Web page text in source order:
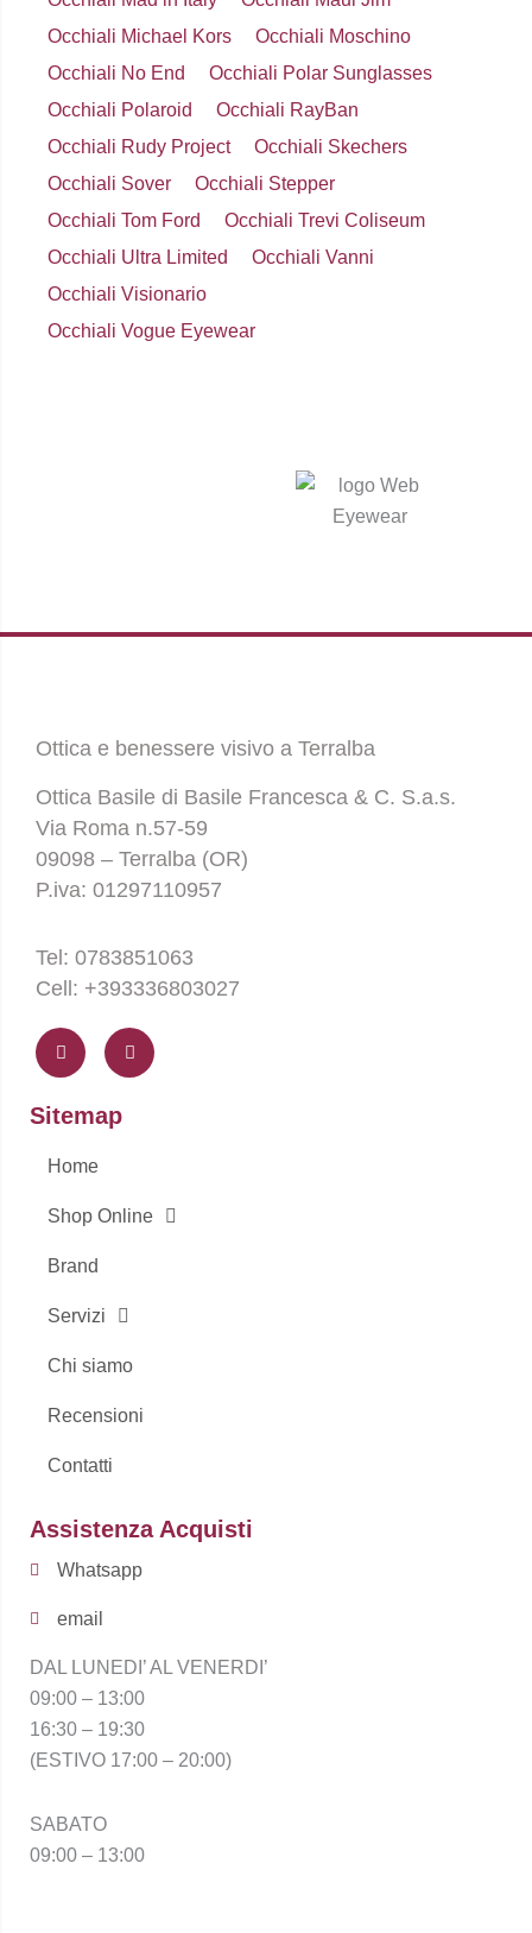
Occhiali Michael Kors
Occhiali Moschino
Occhiali No End
Occhiali Polar Sunglasses
Occhiali Polaroid
Occhiali RayBan
Occhiali Rudy Project
Occhiali Skechers
Occhiali Sover
Occhiali Stepper
Occhiali Tom Ford
Occhiali Trevi Coliseum
Occhiali Ultra Limited
Occhiali Vanni
Occhiali Visionario
Occhiali Vogue Eyewear
Ottica e benessere visivo a Terralba
Ottica Basile di Basile Francesca & C. S.a.s.
Via Roma n.57-59
09098 – Terralba (OR)
P.iva: 01297110957
Tel: 0783851063
Cell: +393336803027
a
c
e
b
o
-
f
n
s
t
a
Sitemap
Home
Shop Online
Brand
Servizi
Chi siamo
Recensioni
Contatti
Assistenza Acquisti
Whatsapp
email
DAL LUNEDI’ AL VENERDI’
09:00 – 13:00
16:30 – 19:30
(ESTIVO 17:00 – 20:00)
SABATO
09:00 – 13:00